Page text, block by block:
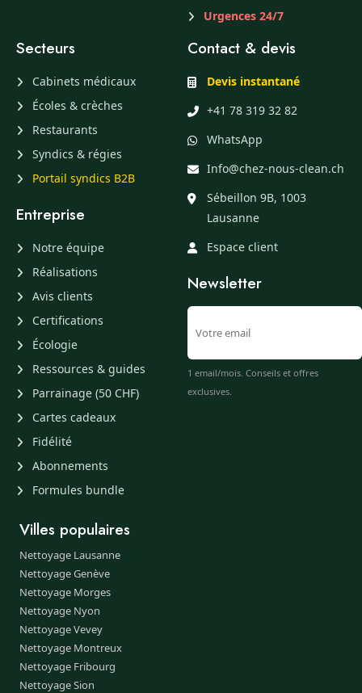
Urgences 24/7
Secteurs
Cabinets médicaux
Écoles & crèches
Restaurants
Syndics & régies
Portail syndics B2B
Entreprise
Notre équipe
Réalisations
Avis clients
Certifications
Écologie
Ressources & guides
Parrainage (50 CHF)
Cartes cadeaux
Fidélité
Abonnements
Formules bundle
Contact & devis
Devis instantané
+41 78 319 32 82
WhatsApp
Info@chez-nous-clean.ch
Sébeillon 9B, 1003
Lausanne
Espace client
Newsletter
1 email/mois. Conseils et offres
exclusives.
Villes populaires
Nettoyage Lausanne
Nettoyage Genève
Nettoyage Morges
Nettoyage Nyon
Nettoyage Vevey
Nettoyage Montreux
Nettoyage Fribourg
Nettoyage Sion